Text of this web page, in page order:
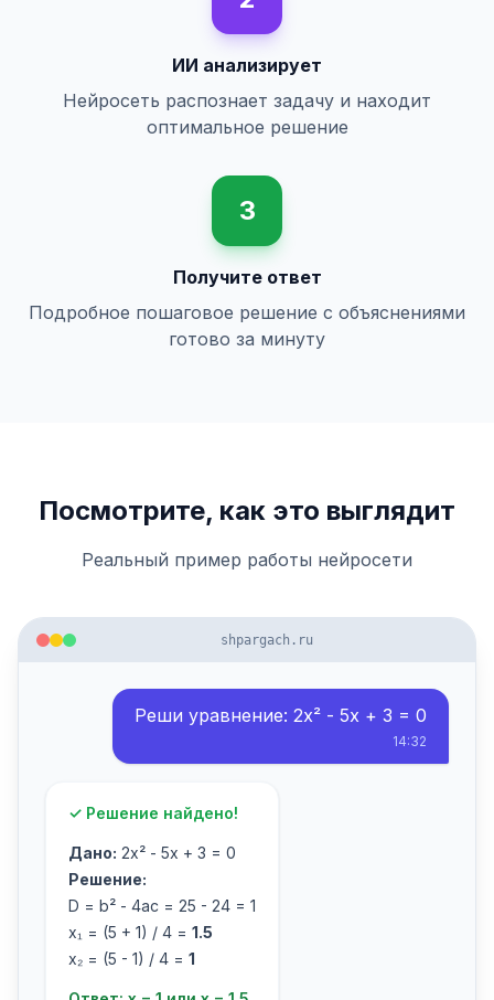
ИИ анализирует
Нейросеть распознает задачу и находит
оптимальное решение
3
Получите ответ
Подробное пошаговое решение с объяснениями
готово за минуту
Посмотрите, как это выглядит
Реальный пример работы нейросети
shpargach.ru
Реши уравнение: 2x² - 5x + 3 = 0
14:32
✓ Решение найдено!
Дано: 2x² - 5x + 3 = 0
Решение:
D = b² - 4ac = 25 - 24 = 1
x₁ = (5 + 1) / 4 = 1.5
x₂ = (5 - 1) / 4 = 1